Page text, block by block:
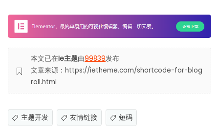
本文已在Ie主题由99839发布
文章来源：https://ietheme.com/shortcode-for-blog
roll.html
主题开发 友情链接 短码